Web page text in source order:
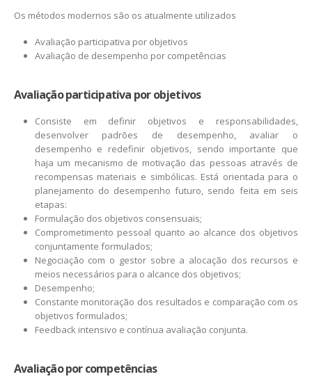
Os métodos modernos são os atualmente utilizados
Avaliação participativa por objetivos
Avaliação de desempenho por competências
Avaliação participativa por objetivos
Consiste em definir objetivos e responsabilidades,
desenvolver padrões de desempenho, avaliar o
desempenho e redefinir objetivos, sendo importante que
haja um mecanismo de motivação das pessoas através de
recompensas materiais e simbólicas. Está orientada para o
planejamento do desempenho futuro, sendo feita em seis
etapas:
Formulação dos objetivos consensuais;
Comprometimento pessoal quanto ao alcance dos objetivos
conjuntamente formulados;
Negociação com o gestor sobre a alocação dos recursos e
meios necessários para o alcance dos objetivos;
Desempenho;
Constante monitoração dos resultados e comparação com os
objetivos formulados;
Feedback intensivo e contínua avaliação conjunta.
Avaliação por competências